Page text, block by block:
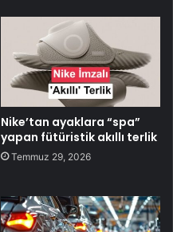
Nike’tan ayaklara “spa”
yapan fütüristik akıllı terlik
Temmuz 29, 2026